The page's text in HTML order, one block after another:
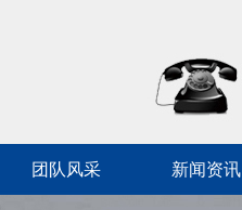
团队风采 新闻资讯